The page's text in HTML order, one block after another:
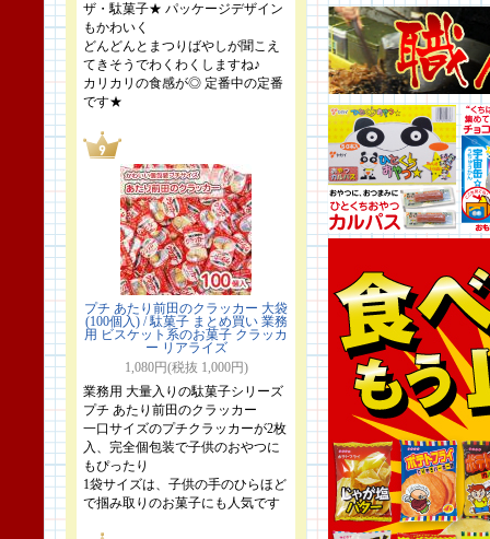
ザ・駄菓子★ パッケージデザイン
もかわいく
どんどんとまつりばやしが聞こえ
てきそうでわくわくしますね♪
カリカリの食感が◎ 定番中の定番
です★
プチ あたり前田のクラッカー 大袋
(100個入) / 駄菓子 まとめ買い 業務
用 ビスケット系のお菓子 クラッカ
ー リアライズ
1,080円(税抜 1,000円)
業務用 大量入りの駄菓子シリーズ
プチ あたり前田のクラッカー
一口サイズのプチクラッカーが2枚
入、完全個包装で子供のおやつに
もぴったり
1袋サイズは、子供の手のひらほど
で掴み取りのお菓子にも人気です